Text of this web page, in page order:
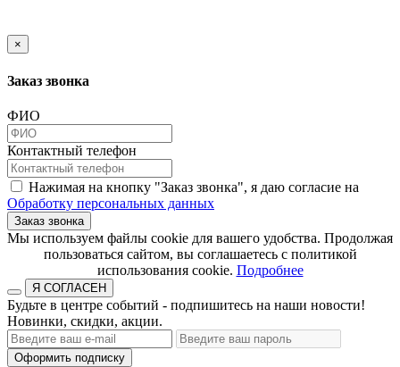
×
Заказ звонка
ФИО
Контактный телефон
Нажимая на кнопку "Заказ звонка", я даю согласие на
Обработку персональных данных
Заказ звонка
​​​​​​​Мы используем файлы cookie для вашего удобства. Продолжая
пользоваться сайтом, вы соглашаетесь с политикой
использования cookie.​​​​​​​ Подробнее
Я СОГЛАСЕН
Будьте в центре событий - подпишитесь на наши новости!
Новинки, скидки, акции.
Оформить подписку